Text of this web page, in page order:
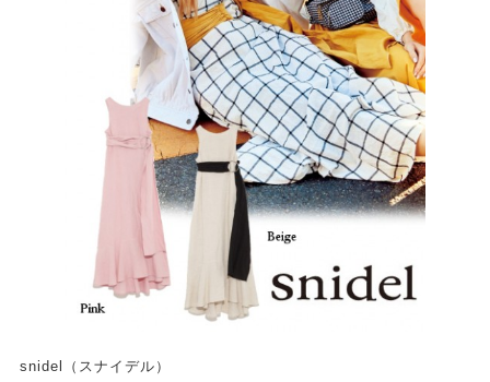
snidel（スナイデル）